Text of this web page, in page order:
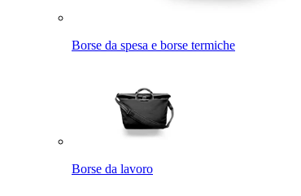
Borse da spesa e borse termiche
Borse da lavoro